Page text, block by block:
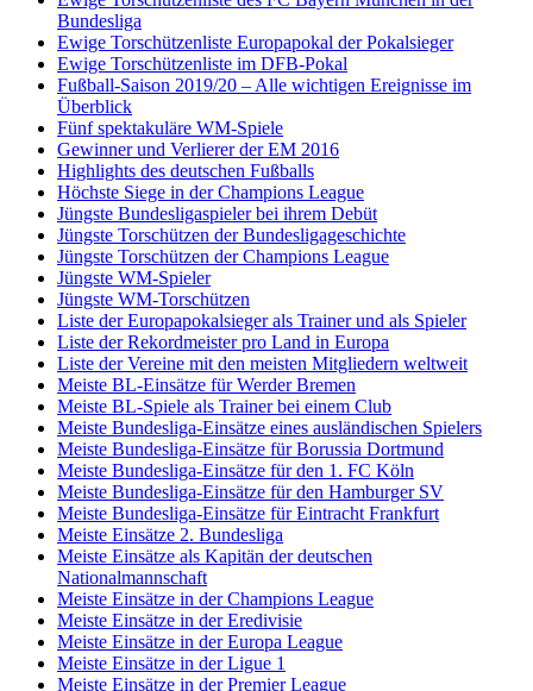
Bundesliga
Ewige Torschützenliste Europapokal der Pokalsieger
Ewige Torschützenliste im DFB-Pokal
Fußball-Saison 2019/20 – Alle wichtigen Ereignisse im
Überblick
Fünf spektakuläre WM-Spiele
Gewinner und Verlierer der EM 2016
Highlights des deutschen Fußballs
Höchste Siege in der Champions League
Jüngste Bundesligaspieler bei ihrem Debüt
Jüngste Torschützen der Bundesligageschichte
Jüngste Torschützen der Champions League
Jüngste WM-Spieler
Jüngste WM-Torschützen
Liste der Europapokalsieger als Trainer und als Spieler
Liste der Rekordmeister pro Land in Europa
Liste der Vereine mit den meisten Mitgliedern weltweit
Meiste BL-Einsätze für Werder Bremen
Meiste BL-Spiele als Trainer bei einem Club
Meiste Bundesliga-Einsätze eines ausländischen Spielers
Meiste Bundesliga-Einsätze für Borussia Dortmund
Meiste Bundesliga-Einsätze für den 1. FC Köln
Meiste Bundesliga-Einsätze für den Hamburger SV
Meiste Bundesliga-Einsätze für Eintracht Frankfurt
Meiste Einsätze 2. Bundesliga
Meiste Einsätze als Kapitän der deutschen
Nationalmannschaft
Meiste Einsätze in der Champions League
Meiste Einsätze in der Eredivisie
Meiste Einsätze in der Europa League
Meiste Einsätze in der Ligue 1
Meiste Einsätze in der Premier League